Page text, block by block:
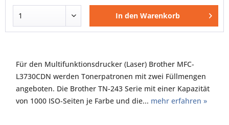
In den Warenkorb
Für den Multifunktionsdrucker (Laser) Brother MFC-
L3730CDN werden Tonerpatronen mit zwei Füllmengen
angeboten. Die Brother TN-243 Serie mit einer Kapazität
von 1000 ISO-Seiten je Farbe und die... mehr erfahren »